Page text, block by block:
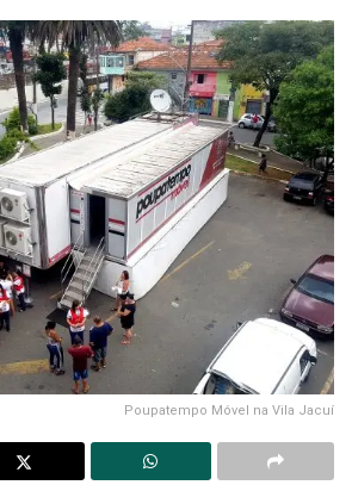
Poupatempo Móvel na Vila Jacuí